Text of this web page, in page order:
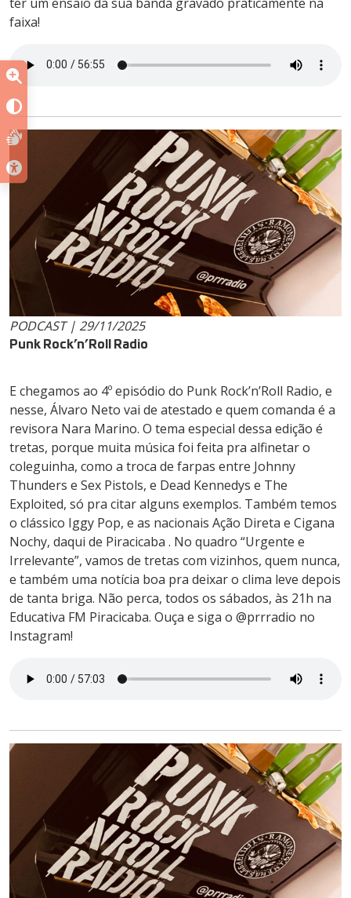
faixa!
PODCAST | 29/11/2025
Punk Rock’n’Roll Radio
E chegamos ao 4º episódio do Punk Rock’n’Roll Radio, e
nesse, Álvaro Neto vai de atestado e quem comanda é a
revisora Nara Marino. O tema especial dessa edição é
tretas, porque muita música foi feita pra alfinetar o
coleguinha, como a troca de farpas entre Johnny
Thunders e Sex Pistols, e Dead Kennedys e The
Exploited, só pra citar alguns exemplos. Também temos
o clássico Iggy Pop, e as nacionais Ação Direta e Cigana
Nochy, daqui de Piracicaba . No quadro “Urgente e
Irrelevante”, vamos de tretas com vizinhos, quem nunca,
e também uma notícia boa pra deixar o clima leve depois
de tanta briga. Não perca, todos os sábados, às 21h na
Educativa FM Piracicaba. Ouça e siga o @prrradio no
Instagram!